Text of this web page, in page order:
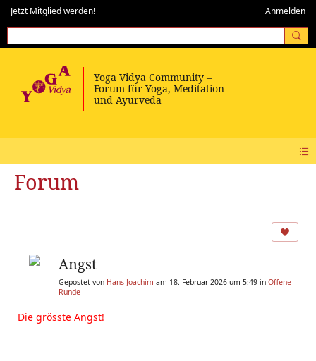
Jetzt Mitglied werden! Anmelden
Forum
Angst
Gepostet von Hans-Joachim am 18. Februar 2026 um 5:49 in Offene
Runde
Die grösste Angst!